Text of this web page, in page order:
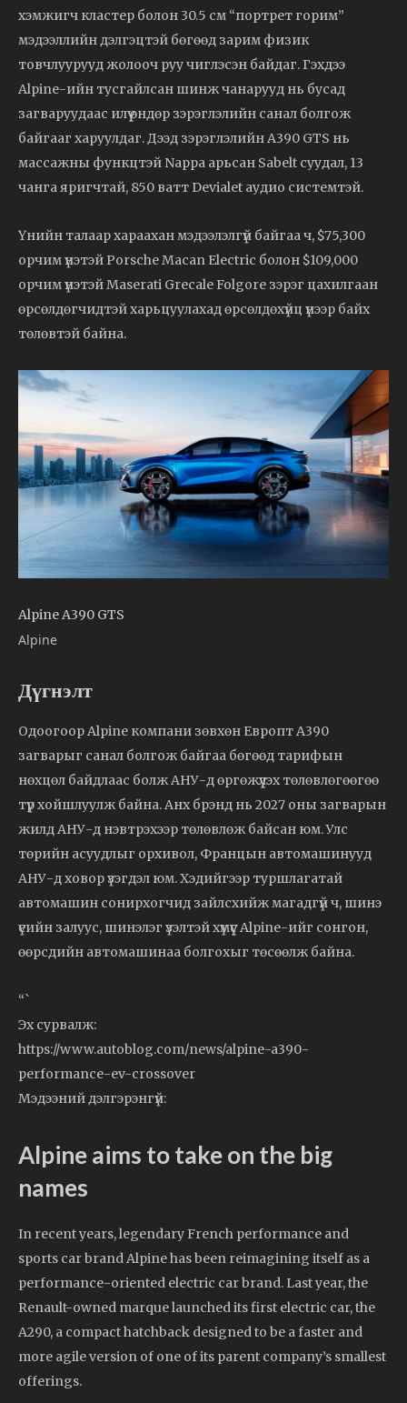
хэмжигч кластер болон 30.5 см “портрет горим”
мэдээллийн дэлгэцтэй бөгөөд зарим физик
товчлуурууд жолооч руу чиглэсэн байдаг. Гэхдээ
Alpine-ийн тусгайлсан шинж чанарууд нь бусад
загваруудаас илүү өндөр зэрэглэлийн санал болгож
байгааг харуулдаг. Дээд зэрэглэлийн A390 GTS нь
массажны функцтэй Nappa арьсан Sabelt суудал, 13
чанга яригчтай, 850 ватт Devialet аудио системтэй.
Үнийн талаар хараахан мэдээлэлгүй байгаа ч, $75,300
орчим үнэтэй Porsche Macan Electric болон $109,000
орчим үнэтэй Maserati Grecale Folgore зэрэг цахилгаан
өрсөлдөгчидтэй харьцуулахад өрсөлдөхүйц үнээр байх
төлөвтэй байна.
Alpine A390 GTS
Alpine
Дүгнэлт
Одоогоор Alpine компани зөвхөн Европт A390
загварыг санал болгож байгаа бөгөөд тарифын
нөхцөл байдлаас болж АНУ-д өргөжүүлэх төлөвлөгөөгөө
түр хойшлуулж байна. Анх брэнд нь 2027 оны загварын
жилд АНУ-д нэвтрэхээр төлөвлөж байсан юм. Улс
төрийн асуудлыг орхивол, Францын автомашинууд
АНУ-д ховор үзэгдэл юм. Хэдийгээр туршлагатай
автомашин сонирхогчид зайлсхийж магадгүй ч, шинэ
үеийн залуус, шинэлэг үзэлтэй хүмүүс Alpine-ийг сонгон,
өөрсдийн автомашинаа болгохыг төсөөлж байна.
“`
Эх сурвалж:
https://www.autoblog.com/news/alpine-a390-
performance-ev-crossover
Мэдээний дэлгэрэнгүй:
Alpine aims to take on the big
names
In recent years, legendary French performance and
sports car brand Alpine has been reimagining itself as a
performance-oriented electric car brand. Last year, the
Renault-owned marque launched its first electric car, the
A290, a compact hatchback designed to be a faster and
more agile version of one of its parent company’s smallest
offerings.